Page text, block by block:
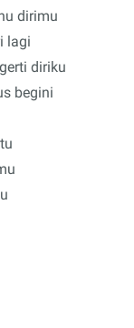
dirimu
lagi
diriku
begini